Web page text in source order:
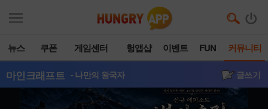
뉴스 쿠폰 게임센터 헝앱샵 이벤트 FUN 커뮤니티
마인크래프트 - 나만의 왕국자 글쓰기